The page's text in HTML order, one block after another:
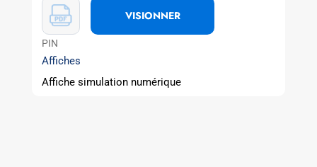
VISIONNER
PIN
Affiches
Affiche simulation numérique